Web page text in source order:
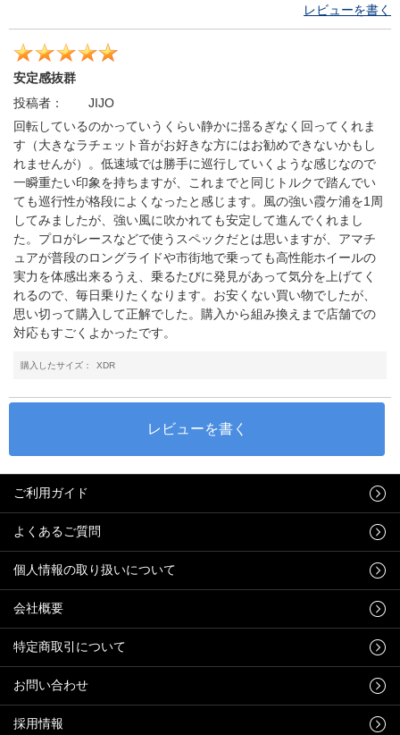
レビューを書く
安定感抜群
投稿者：
JIJO
回転しているのかっていうくらい静かに揺るぎなく回ってくれま
す（大きなラチェット音がお好きな方にはお勧めできないかもし
れませんが）。低速域では勝手に巡行していくような感じなので
一瞬重たい印象を持ちますが、これまでと同じトルクで踏んでい
ても巡行性が格段によくなったと感じます。風の強い霞ケ浦を1周
してみましたが、強い風に吹かれても安定して進んでくれまし
た。プロがレースなどで使うスペックだとは思いますが、アマチ
ュアが普段のロングライドや市街地で乗っても高性能ホイールの
実力を体感出来るうえ、乗るたびに発見があって気分を上げてく
れるので、毎日乗りたくなります。お安くない買い物でしたが、
思い切って購入して正解でした。購入から組み換えまで店舗での
対応もすごくよかったです。
購入したサイズ： XDR
ご利用ガイド
よくあるご質問
個人情報の取り扱いについて
会社概要
特定商取引について
お問い合わせ
採用情報